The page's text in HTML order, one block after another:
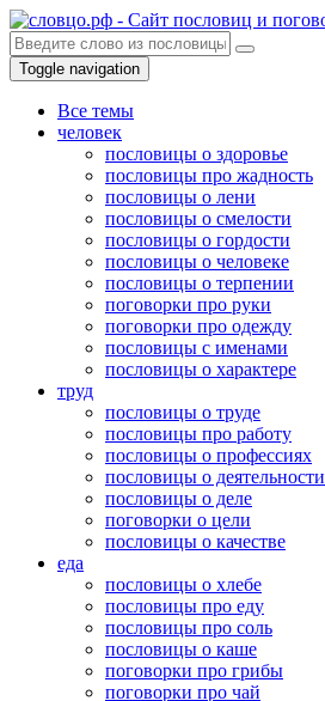
Toggle navigation
Все темы
человек
пословицы о здоровье
пословицы про жадность
пословицы о лени
пословицы о смелости
пословицы о гордости
пословицы о человеке
пословицы о терпении
поговорки про руки
поговорки про одежду
пословицы с именами
пословицы о характере
труд
пословицы о труде
пословицы про работу
пословицы о профессиях
пословицы о деятельности
пословицы о деле
поговорки о цели
пословицы о качестве
еда
пословицы о хлебе
пословицы про еду
пословицы про соль
пословицы о каше
поговорки про грибы
поговорки про чай